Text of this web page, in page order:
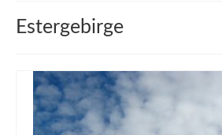
muveAWAY
muveLIVELY
Estergebirge